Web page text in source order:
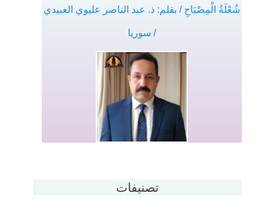
شُعْلَةُ الْمِصْبَاحِ / بقلم: ذ. عبد الناصر عليوي العبيدي
/ سوريا
تصنيفات